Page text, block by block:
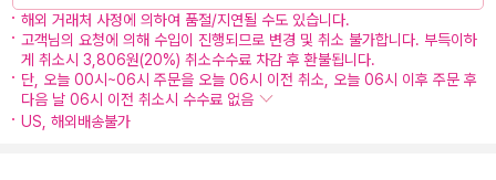
해외 거래처 사정에 의하여 품절/지연될 수도 있습니다.
고객님의 요청에 의해 수입이 진행되므로 변경 및 취소 불가합니다. 부득이하
게 취소시 3,806원(20%) 취소수수료 차감 후 환불됩니다.
단, 오늘 00시~06시 주문을 오늘 06시 이전 취소, 오늘 06시 이후 주문 후
다음 날 06시 이전 취소시 수수료 없음
US, 해외배송불가